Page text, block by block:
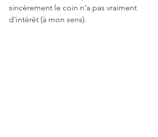
sincèrement le coin n'a pas vraiment
d'intérêt (à mon sens).